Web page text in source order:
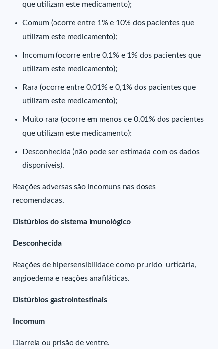
que utilizam este medicamento);
Comum (ocorre entre 1% e 10% dos pacientes que
utilizam este medicamento);
Incomum (ocorre entre 0,1% e 1% dos pacientes que
utilizam este medicamento);
Rara (ocorre entre 0,01% e 0,1% dos pacientes que
utilizam este medicamento);
Muito rara (ocorre em menos de 0,01% dos pacientes
que utilizam este medicamento);
Desconhecida (não pode ser estimada com os dados
disponíveis).
Reações adversas são incomuns nas doses
recomendadas.
Distúrbios do sistema imunológico
Desconhecida
Reações de hipersensibilidade como prurido, urticária,
angioedema e reações anafiláticas.
Distúrbios gastrointestinais
Incomum
Diarreia ou prisão de ventre.